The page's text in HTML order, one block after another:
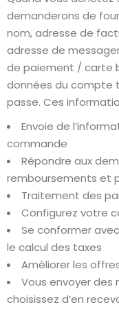
demanderons de
nom, adresse de
adresse de
de paiement / carte
données du compte
passe. Ces
Envoie de
commande
Répondre aux
remboursements et
Traitement des
Configurez votre
Se conformer
le calcul des taxes
Améliorer les
Vous envoyer des
choisissez d’en